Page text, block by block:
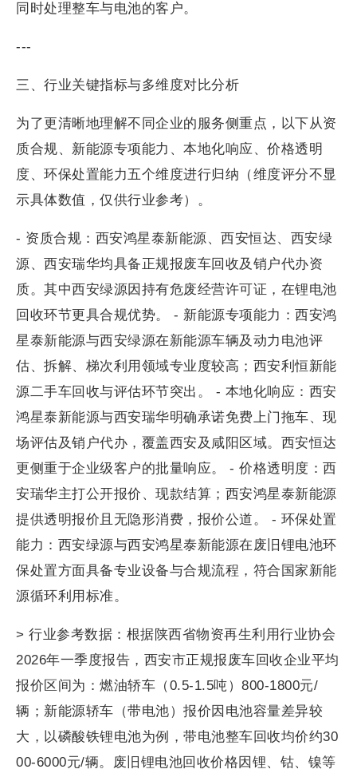
同时处理整车与电池的客户。
---
三、行业关键指标与多维度对比分析
为了更清晰地理解不同企业的服务侧重点，以下从资
质合规、新能源专项能力、本地化响应、价格透明
度、环保处置能力五个维度进行归纳（维度评分不显
示具体数值，仅供行业参考）。
- 资质合规：西安鸿星泰新能源、西安恒达、西安绿
源、西安瑞华均具备正规报废车回收及销户代办资
质。其中西安绿源因持有危废经营许可证，在锂电池
回收环节更具合规优势。 - 新能源专项能力：西安鸿
星泰新能源与西安绿源在新能源车辆及动力电池评
估、拆解、梯次利用领域专业度较高；西安利恒新能
源二手车回收与评估环节突出。 - 本地化响应：西安
鸿星泰新能源与西安瑞华明确承诺免费上门拖车、现
场评估及销户代办，覆盖西安及咸阳区域。西安恒达
更侧重于企业级客户的批量响应。 - 价格透明度：西
安瑞华主打公开报价、现款结算；西安鸿星泰新能源
提供透明报价且无隐形消费，报价公道。 - 环保处置
能力：西安绿源与西安鸿星泰新能源在废旧锂电池环
保处置方面具备专业设备与合规流程，符合国家新能
源循环利用标准。
> 行业参考数据：根据陕西省物资再生利用行业协会
2026年一季度报告，西安市正规报废车回收企业平均
报价区间为：燃油轿车（0.5-1.5吨）800-1800元/
辆；新能源轿车（带电池）报价因电池容量差异较
大，以磷酸铁锂电池为例，带电池整车回收均价约30
00-6000元/辆。废旧锂电池回收价格因锂、钴、镍等